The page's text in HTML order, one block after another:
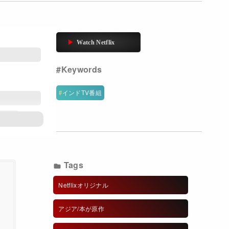
インドTV番組
Tags
Netflixオリジナル
アジア/本が原作